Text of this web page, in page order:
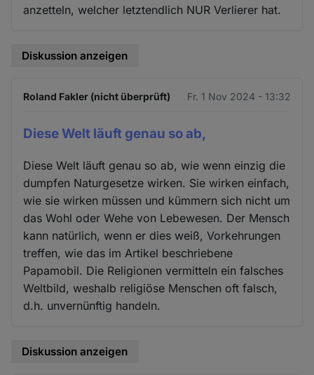
anzetteln, welcher letztendlich NUR Verlierer hat.
Diskussion anzeigen
Roland Fakler (nicht überprüft) Fr. 1 Nov 2024 - 13:32
Diese Welt läuft genau so ab,
Diese Welt läuft genau so ab, wie wenn einzig die
dumpfen Naturgesetze wirken. Sie wirken einfach,
wie sie wirken müssen und kümmern sich nicht um
das Wohl oder Wehe von Lebewesen. Der Mensch
kann natürlich, wenn er dies weiß, Vorkehrungen
treffen, wie das im Artikel beschriebene
Papamobil. Die Religionen vermitteln ein falsches
Weltbild, weshalb religiöse Menschen oft falsch,
d.h. unvernünftig handeln.
Diskussion anzeigen